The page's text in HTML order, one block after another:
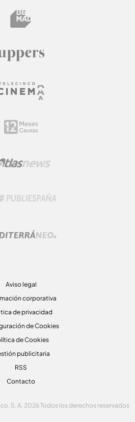
Aviso legal
corporativa
de privacidad
de Cookies
de Cookies
publicitaria
RSS
Contacto
S. A. 2026 Todos los derechos reservados